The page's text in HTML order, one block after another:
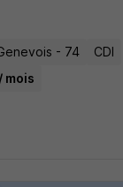
- 74
CDI
mois